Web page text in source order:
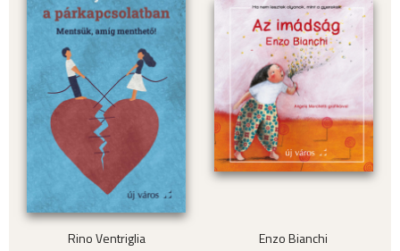
Rino Ventriglia
Enzo Bianchi